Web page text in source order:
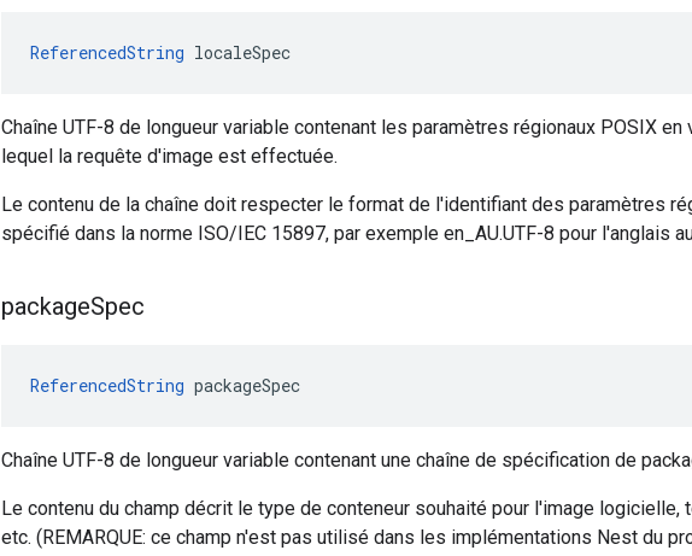
ReferencedString localeSpec
Chaîne UTF-8 de longueur variable contenant les paramètres régionaux POSIX
lequel la requête d'image est effectuée.
Le contenu de la chaîne doit respecter le format de l'identifiant des paramètres
spécifié dans la norme ISO/IEC 15897, par exemple en_AU.UTF-8 pour l'anglais
packageSpec
ReferencedString packageSpec
Chaîne UTF-8 de longueur variable contenant une chaîne de spécification de
Le contenu du champ décrit le type de conteneur souhaité pour l'image logicielle,
etc. (REMARQUE: ce champ n'est pas utilisé dans les implémentations Nest du